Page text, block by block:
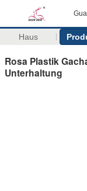
Haus
Rosa Plastik
Unterhaltung